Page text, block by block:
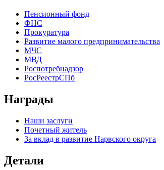
Пенсионный фонд
ФНС
Прокуратура
Развитие малого предпринимательства
МЧС
МВД
Роспотребнадзор
РосРеестрСПб
Награды
Наши заслуги
Почетный житель
За вклад в развитие Нарвского округа
Детали